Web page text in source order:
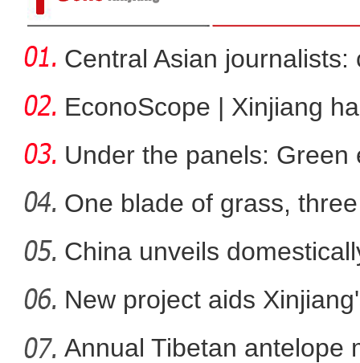
美丽新疆繁荣兵团 2026
Central Asian journalists:
EconoScope | Xinjiang
energ
Under the panels: Green
more
One blade of grass,
China unveils
f
New project aids
Annual Tibetan antelope